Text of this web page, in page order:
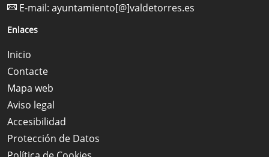
E-mail: ayuntamiento[@]valdetorres.es
Enlaces
Inicio
Contacte
Mapa web
Aviso legal
Accesibilidad
Protección de Datos